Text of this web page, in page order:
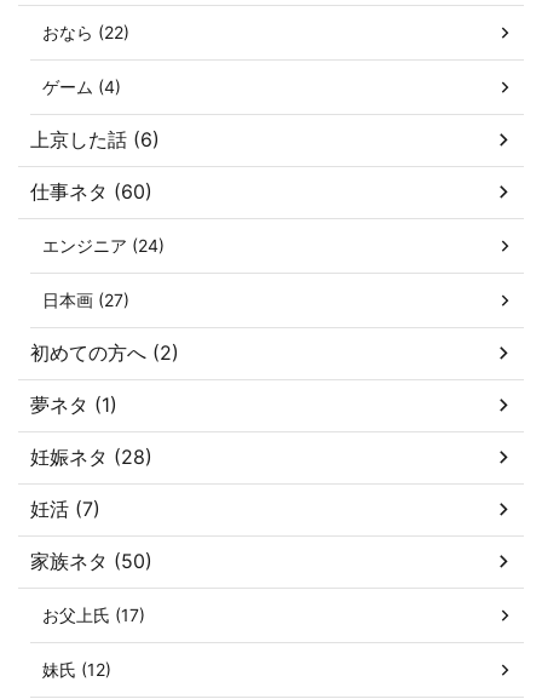
おなら (22)
ゲーム (4)
上京した話 (6)
仕事ネタ (60)
エンジニア (24)
日本画 (27)
初めての方へ (2)
夢ネタ (1)
妊娠ネタ (28)
妊活 (7)
家族ネタ (50)
お父上氏 (17)
妹氏 (12)